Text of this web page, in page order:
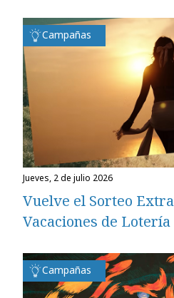
Campañas
jueves, 2 de julio 2026
Vuelve el Sorteo
Vacaciones de
Campañas